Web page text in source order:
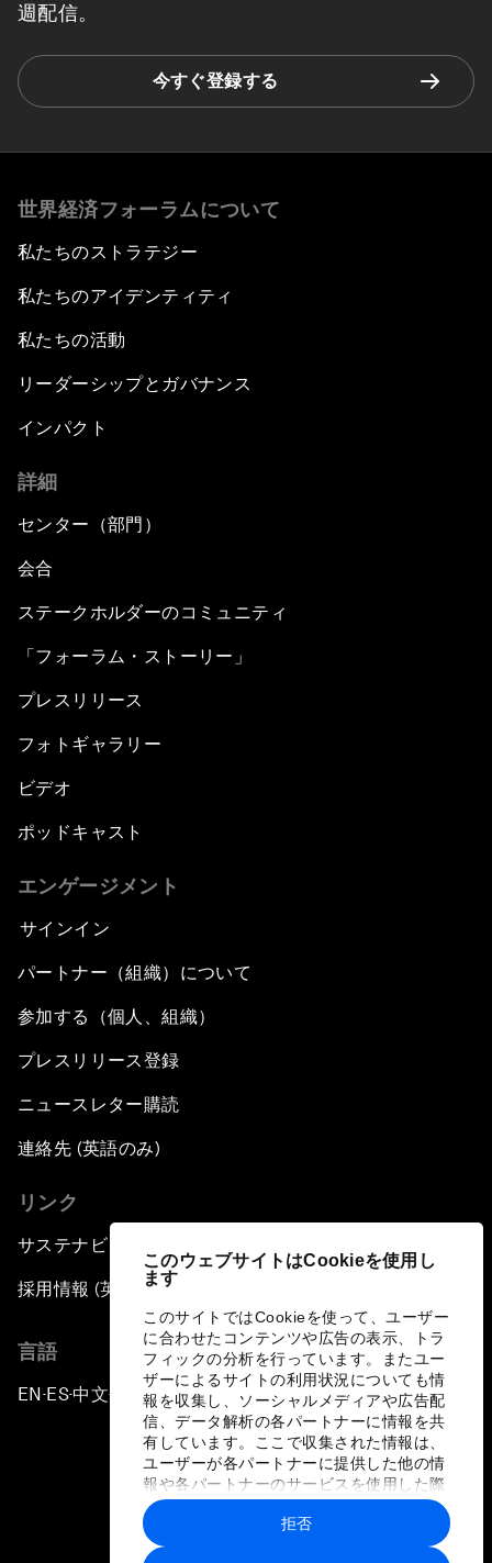
このウェブサイトはCookieを使用し
ます
このサイトではCookieを使って、ユーザー
に合わせたコンテンツや広告の表示、トラ
フィックの分析を行っています。またユー
ザーによるサイトの利用状況についても情
報を収集し、ソーシャルメディアや広告配
信、データ解析の各パートナーに情報を共
有しています。ここで収集された情報は、
ユーザーが各パートナーに提供した他の情
報や各パートナーのサービスを使用した際
に収集された情報と組み合わされ、各パー
トナーによって使用されることがありま
す。
拒否
週配信。
今すぐ登録する
世界経済フォーラムについて
私たちのストラテジー
私たちのアイデンティティ
私たちの活動
リーダーシップとガバナンス
インパクト
詳細
センター（部門）
会合
ステークホルダーのコミュニティ
「フォーラム・ストーリー」
プレスリリース
フォトギャラリー
ビデオ
ポッドキャスト
エンゲージメント
サインイン
パートナー（組織）について
参加する（個人、組織）
プレスリリース登録
ニュースレター購読
連絡先 (英語のみ)
リンク
サステナビリティへの取り組み
採用情報 (英語のみ)
言語
EN ▪ ES▪中文▪ 日本語
プライバシーポリシーと利用規約